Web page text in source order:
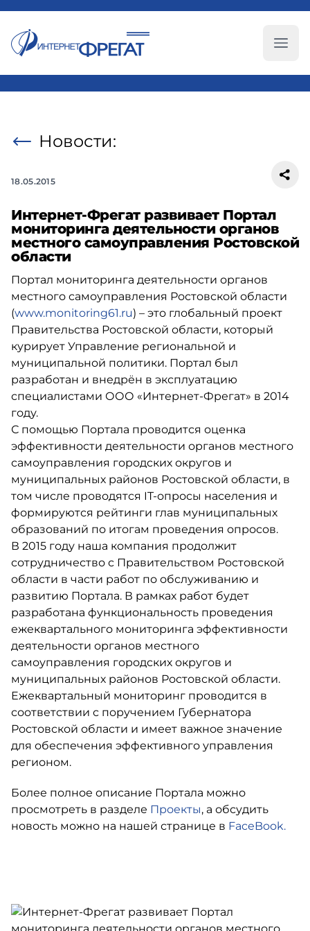
Новости:
18.05.2015
Интернет-Фрегат развивает Портал
мониторинга деятельности органов
местного самоуправления Ростовской
области
Портал мониторинга деятельности органов
местного самоуправления Ростовской области
(www.monitoring61.ru) – это глобальный проект
Правительства Ростовской области, который
курирует Управление региональной и
муниципальной политики. Портал был
разработан и внедрён в эксплуатацию
специалистами ООО «Интернет-Фрегат» в 2014
году.
С помощью Портала проводится оценка
эффективности деятельности органов местного
самоуправления городских округов и
муниципальных районов Ростовской области, в
том числе проводятся IT-опросы населения и
формируются рейтинги глав муниципальных
образований по итогам проведения опросов.
В 2015 году наша компания продолжит
сотрудничество с Правительством Ростовской
области в части работ по обслуживанию и
развитию Портала. В рамках работ будет
разработана функциональность проведения
ежеквартального мониторинга эффективности
деятельности органов местного
самоуправления городских округов и
муниципальных районов Ростовской области.
Ежеквартальный мониторинг проводится в
соответствии с поручением Губернатора
Ростовской области и имеет важное значение
для обеспечения эффективного управления
регионом.
Более полное описание Портала можно
просмотреть в разделе Проекты, а обсудить
новость можно на нашей странице в FaceBook.